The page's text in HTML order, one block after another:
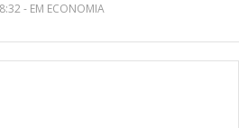
- EM ECONOMIA